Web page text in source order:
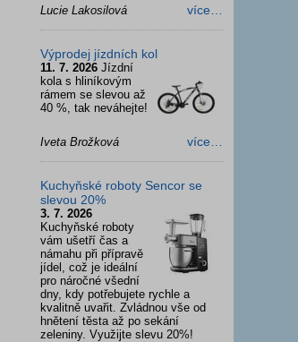
Lucie Lakosilová
více…
Výprodej jízdních kol
11. 7. 2026 Jízdní
kola s hliníkovým
rámem se slevou až
40 %, tak neváhejte!
Iveta Brožková více…
Kuchyňské roboty Sencor se
slevou 20%
3. 7. 2026
Kuchyňské roboty
vám ušetří čas a
námahu při přípravě
jídel, což je ideální
pro náročné všední
dny, kdy potřebujete rychle a
kvalitně uvařit. Zvládnou vše od
hnětení těsta až po sekání
zeleniny. Využijte slevu 20%!